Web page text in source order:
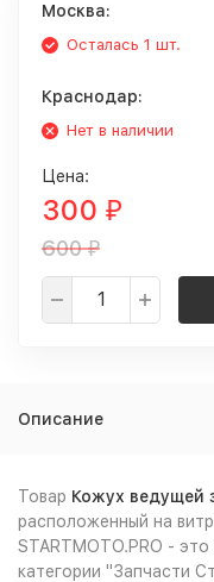
Москва:
Осталась 1 шт.
Краснодар:
Нет в наличии
Цена:
300 ₽
600₽
Описание
Товар Кожух ведущей
расположенный на
STARTMOTO.PRO -
категории "Запчасти